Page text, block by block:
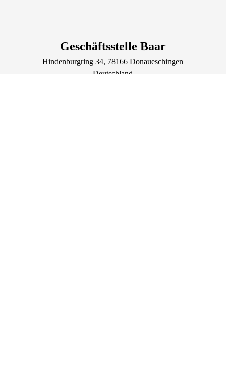
Geschäftsstelle Baar
Hindenburgring 34, 78166Donaueschingen
Deutschland